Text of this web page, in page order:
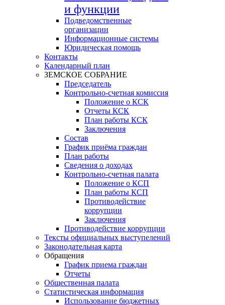
и функции
Подведомственные
организации
Информационные системы
Юридическая помощь
Контакты
Календарный план
ЗЕМСКОЕ СОБРАНИЕ
Председатель
Контрольно-счетная комиссия
Положение о КСК
Отчеты КСК
План работы КСК
Заключения
Состав
График приёма граждан
План работы
Сведения о доходах
Контрольно-счетная палата
Положение о КСП
План работы КСП
Противодействие
коррупции
Заключения
Противодействие коррупции
Тексты официальных выступелений
Законодательная карта
Обращения
График приема граждан
Отчеты
Общественная палата
Статистическая информация
Использование бюджетных